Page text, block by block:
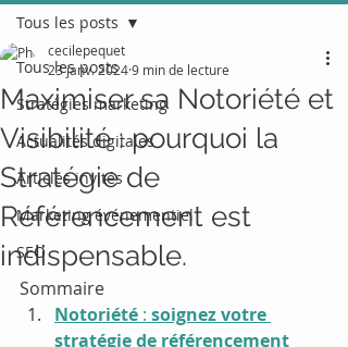
Tous les posts
Stratégies marketing
Actualités digitales
Articles invités
Marketing événementiel
SEO
Tous les posts
Maximiser sa Notoriété et
Visibilité : pourquoi la
Stratégie de
Référencement est
indispensable.
cecilepequet
23 janv. 20249 min de lecture
Sommaire
Notoriété : soignez votre
stratégie de référencement